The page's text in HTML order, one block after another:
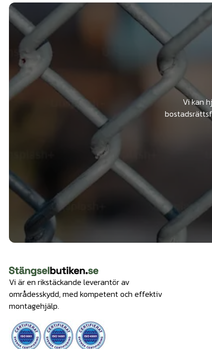
Vi kan
Vi är en rikstäckande leverantör av
områdesskydd, med kompetent och effektiv
montagehjälp.